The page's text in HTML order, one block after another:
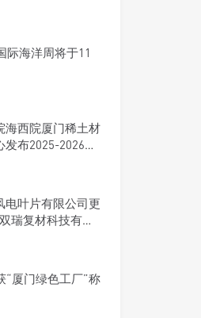
际海洋周将于11
海西院厦门稀土材
布2025-2026年
电叶片有限公司更
瑞复材科技有限
“厦门绿色工厂”称